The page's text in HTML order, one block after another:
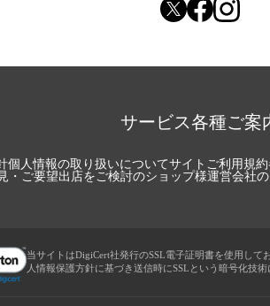
サービス各種ご案
個人情報の取り扱いについてサイトご利用規約
・ご要望出店をご検討のショップ様運営会社
当サイトはDigiCert社発行のSSL電子証明書を使用して
人情報保護方針に基づき送信時にSSLという暗号化技術